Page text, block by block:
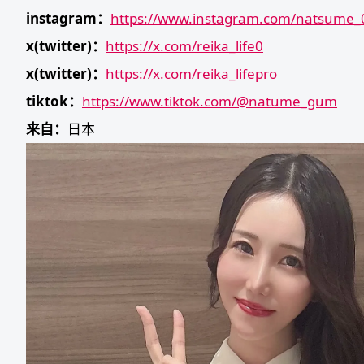
instagram： https://www.instagram.com/
x(twitter)： https://x.com/reika_life0
x(twitter)： https://x.com/reika_lifepro
tiktok： https://www.tiktok.com/@natume_gum
来自： 日本